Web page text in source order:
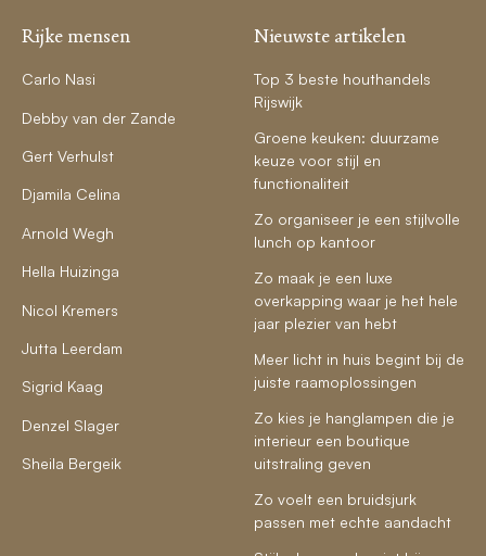
Rijke mensen
Carlo Nasi
Debby van der Zande
Gert Verhulst
Djamila Celina
Arnold Wegh
Hella Huizinga
Nicol Kremers
Jutta Leerdam
Sigrid Kaag
Denzel Slager
Sheila Bergeik
Nieuwste artikelen
Top 3 beste houthandels
Rijswijk
Groene keuken: duurzame
keuze voor stijl en
functionaliteit
Zo organiseer je een stijlvolle
lunch op kantoor
Zo maak je een luxe
overkapping waar je het hele
jaar plezier van hebt
Meer licht in huis begint bij de
juiste raamoplossingen
Zo kies je hanglampen die je
interieur een boutique
uitstraling geven
Zo voelt een bruidsjurk
passen met echte aandacht